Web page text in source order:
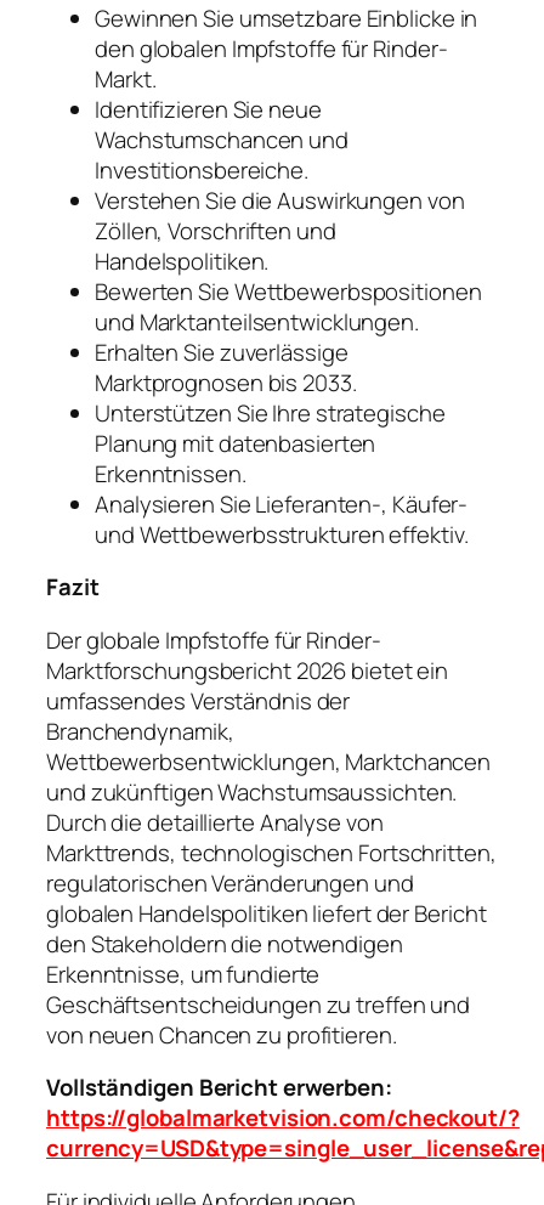
Gewinnen Sie umsetzbare Einblicke in
den globalen Impfstoffe für Rinder-
Markt.
Identifizieren Sie neue
Wachstumschancen und
Investitionsbereiche.
Verstehen Sie die Auswirkungen von
Zöllen, Vorschriften und
Handelspolitiken.
Bewerten Sie Wettbewerbspositionen
und Marktanteilsentwicklungen.
Erhalten Sie zuverlässige
Marktprognosen bis 2033.
Unterstützen Sie Ihre strategische
Planung mit datenbasierten
Erkenntnissen.
Analysieren Sie Lieferanten-, Käufer-
und Wettbewerbsstrukturen effektiv.
Fazit
Der globale Impfstoffe für Rinder-
Marktforschungsbericht 2026 bietet ein
umfassendes Verständnis der
Branchendynamik,
Wettbewerbsentwicklungen, Marktchancen
und zukünftigen Wachstumsaussichten.
Durch die detaillierte Analyse von
Markttrends, technologischen Fortschritten,
regulatorischen Veränderungen und
globalen Handelspolitiken liefert der Bericht
den Stakeholdern die notwendigen
Erkenntnisse, um fundierte
Geschäftsentscheidungen zu treffen und
von neuen Chancen zu profitieren.
Vollständigen Bericht erwerben:
https://globalmarketvision.com/checkout/?